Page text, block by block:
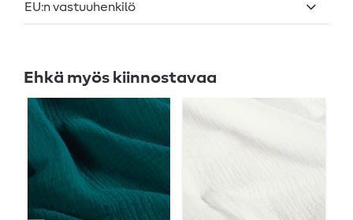
EU:n vastuuhenkilö
Ehkä myös kiinnostavaa